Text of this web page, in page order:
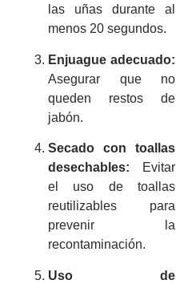
las uñas durante al
menos 20 segundos.
Enjuague adecuado:
Asegurar que no
queden restos de
jabón.
Secado con toallas
desechables: Evitar
el uso de toallas
reutilizables para
prevenir la
recontaminación.
Uso de